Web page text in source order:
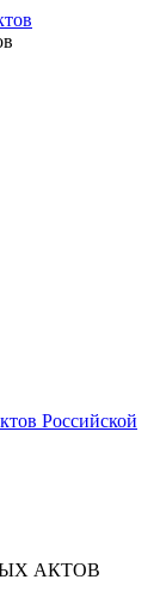
Российской
АКТОВ